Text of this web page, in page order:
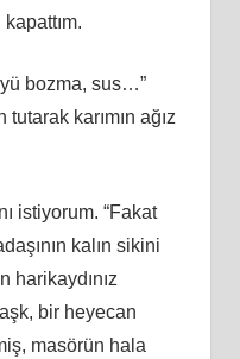
kapattım.
bozma, sus…”
karımın ağız
istiyorum. “Fakat
kalın sikini
harikaydınız
bir heyecan
masörün hala